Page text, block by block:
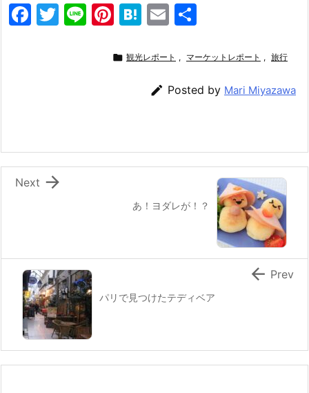
F
o
k
T
Li Pi
er
H
e
a
E
ai
l
 観光レポート , マーケットレポート , 旅行
 Posted by Mari Miyazawa
あ！ヨダレが！？

Next
パリで見つけたテディベア
 Prev